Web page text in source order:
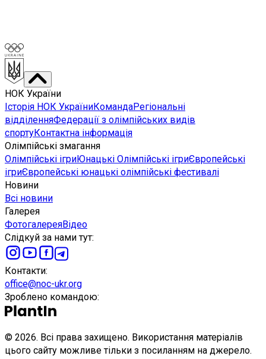
НОК України
Історія НОК УкраїниКомандаРегіональні
відділенняФедерації з олімпійських видів
спортуКонтактна інформація
Олімпійські змагання
Олімпійські ігриЮнацькі Олімпійські ігриЄвропейські
ігриЄвропейські юнацькі олімпійські фестивалі
Новини
Всі новини
Галерея
ФотогалереяВідео
Слідкуй за нами тут:
Контакти:
office@noc-ukr.org
Зроблено командою:
© 2026. Всі права захищено. Використання матеріалів
цього сайту можливе тільки з посиланням на джерело.